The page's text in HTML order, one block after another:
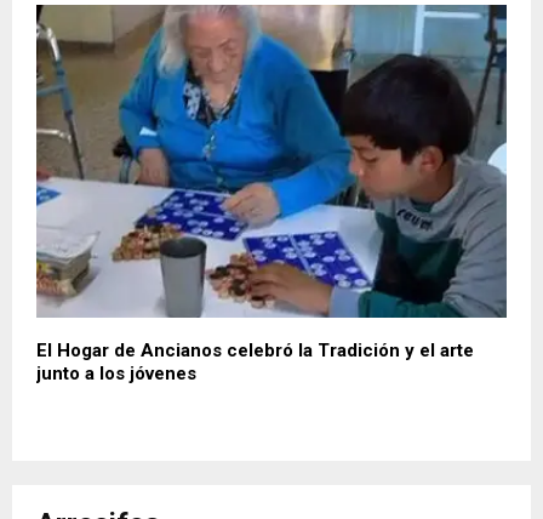
El Hogar de Ancianos celebró la Tradición y el arte
junto a los jóvenes